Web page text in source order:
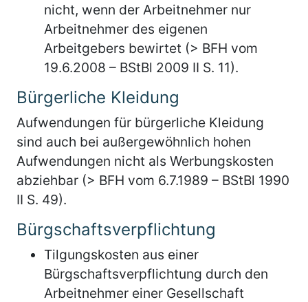
nicht, wenn der Arbeitnehmer nur
Arbeitnehmer des eigenen
Arbeitgebers bewirtet (> BFH vom
19.6.2008 – BStBl 2009 II S. 11).
Bürgerliche Kleidung
Aufwendungen für bürgerliche Kleidung
sind auch bei außergewöhnlich hohen
Aufwendungen nicht als Werbungskosten
abziehbar (> BFH vom 6.7.1989 – BStBl 1990
II S. 49).
Bürgschaftsverpflichtung
Tilgungskosten aus einer
Bürgschaftsverpflichtung durch den
Arbeitnehmer einer Gesellschaft